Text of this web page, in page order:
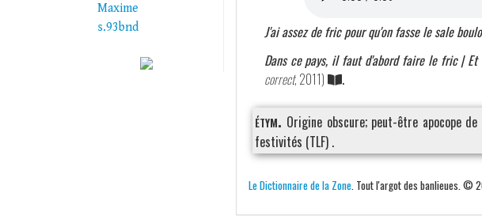
Maxime
s.93bnd
J'ai assez de fric pour qu'on fasse le sale
Dans ce pays, il faut d'abord faire le fric |
correct, 2011) .
étym. Origine obscure; peut-être apocope
festivités (TLF) .
Le Dictionnaire de la Zone. Tout l'argot des banlieues. ©